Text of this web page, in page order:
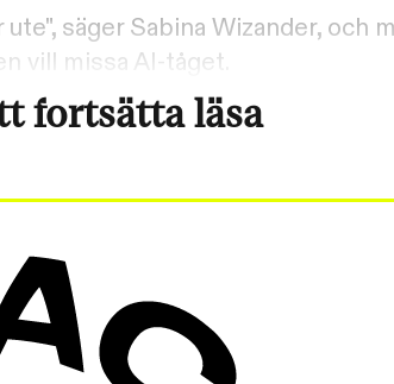
säger Sabina Wizander,
vill missa AI-tåget.
fortsätta läsa